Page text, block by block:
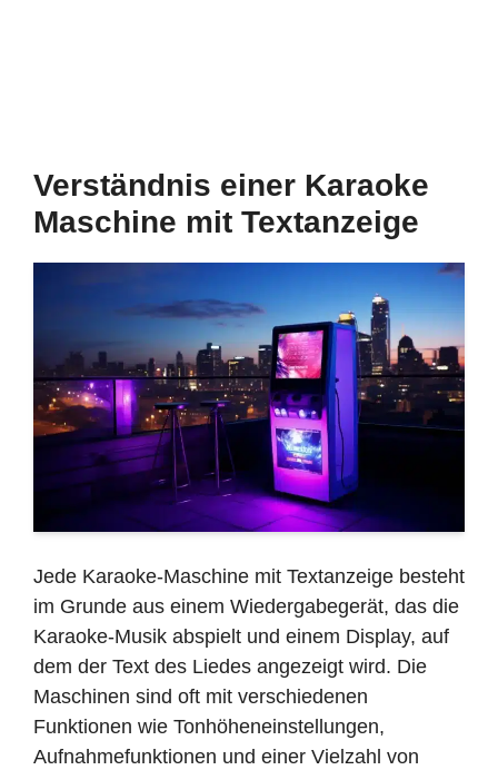
Verständnis einer Karaoke
Maschine mit Textanzeige
Jede Karaoke-Maschine mit Textanzeige besteht
im Grunde aus einem Wiedergabegerät, das die
Karaoke-Musik abspielt und einem Display, auf
dem der Text des Liedes angezeigt wird. Die
Maschinen sind oft mit verschiedenen
Funktionen wie Tonhöheneinstellungen,
Aufnahmefunktionen und einer Vielzahl von